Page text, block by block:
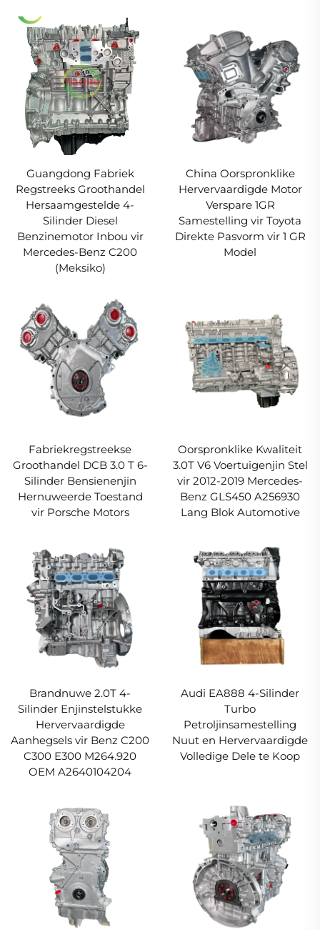
Guangdong Fabriek
Regstreeks Groothandel
Hersaamgestelde 4-
Silinder Diesel
Benzinemotor Inbou vir
Mercedes-Benz C200
(Meksiko)
China Oorspronklike
Hervervaardigde Motor
Verspare 1GR
Samestelling vir Toyota
Direkte Pasvorm vir 1 GR
Model
Fabriekregstreekse
Groothandel DCB 3.0 T 6-
Silinder Bensienenjin
Hernuweerde Toestand
vir Porsche Motors
Oorspronklike Kwaliteit
3.0T V6 Voertuigenjin Stel
vir 2012-2019 Mercedes-
Benz GLS450 A256930
Lang Blok Automotive
Brandnuwe 2.0T 4-
Silinder Enjinstelstukke
Hervervaardigde
Aanhegsels vir Benz C200
C300 E300 M264.920
OEM A2640104204
Audi EA888 4-Silinder
Turbo
Petroljinsamestelling
Nuut en Hervervaardigde
Volledige Dele te Koop